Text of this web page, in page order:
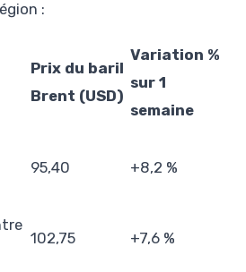
:
Prix du baril
Brent (USD)
Variation %
sur 1
semaine
95,40 +8,2 %
102,75 +7,6 %